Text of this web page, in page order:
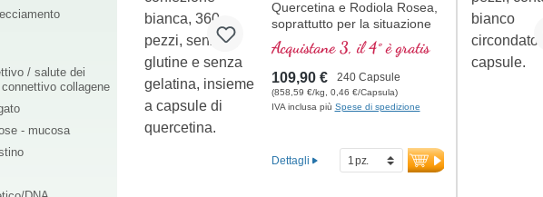
/ salute dei
collagene
- mucosa
Quercetina e Rodiola Rosea,
soprattutto per la situazione
attuale, a un prezzo scontato.
La formula contiene selenio,
zinco, vitamine C e D che
contribuiscono al normale
funzionamento di un sano
Acquistane 3, il 4° è gratis
109,90 € 240 Capsule
(858,59 €/kg, 0,46 €/Capsula)
IVA inclusa più Spese di spedizione
Dettagli